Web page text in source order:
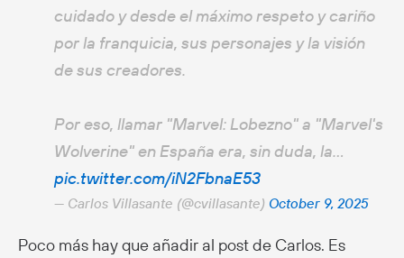
cuidado y desde el máximo respeto y cariño
por la franquicia, sus personajes y la visión
de sus creadores.
Por eso, llamar "Marvel: Lobezno" a "Marvel's
Wolverine" en España era, sin duda, la…
pic.twitter.com/iN2FbnaE53
— Carlos Villasante (@cvillasante) October 9, 2025
Poco más hay que añadir al post de Carlos. Es